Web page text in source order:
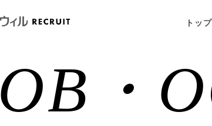
トップ
OB・